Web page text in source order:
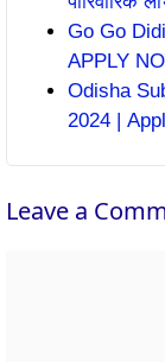
Go Go Didi
APPLY
Odisha
2024 |
Leave a